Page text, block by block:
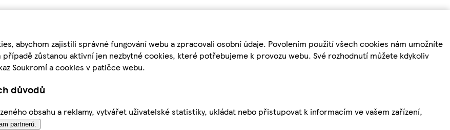
abychom zajistili správné fungování webu a zpracovali osobní údaje. Povolením použití všech cookies nám umožníte
zůstanou aktivní jen nezbytné cookies, které potřebujeme k provozu webu. Své rozhodnutí můžete kdykoliv
Soukromí a cookies v patičce webu.
důvodů
obsahu a reklamy, vytvářet uživatelské statistiky, ukládat nebo přistupovat k informacím ve vašem zařízení,
partnerů.